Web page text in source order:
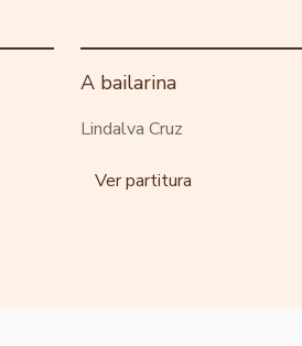
A bailarina
Lindalva Cruz
Ver partitura